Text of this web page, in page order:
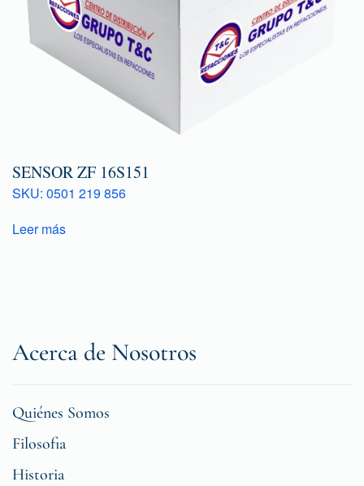
SENSOR ZF 16S151
SKU: 0501 219 856
Leer más
Acerca de Nosotros
Quiénes Somos
Filosofia
Historia